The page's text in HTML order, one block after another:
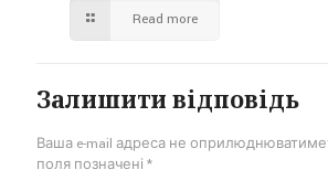
Read more
Залишити відповідь
Ваша e-mail адреса не
поля позначені *